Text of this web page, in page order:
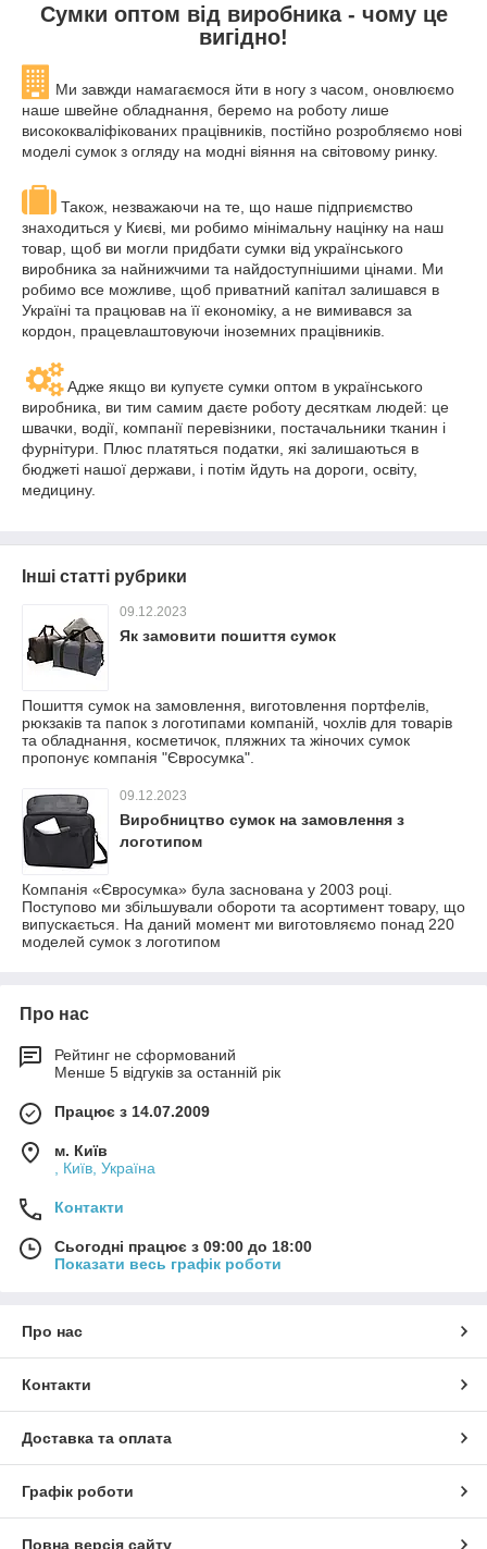
Сумки оптом від виробника - чому це
вигідно!
Ми завжди намагаємося йти в ногу з часом, оновлюємо
наше швейне обладнання, беремо на роботу лише
висококваліфікованих працівників, постійно розробляємо нові
моделі сумок з огляду на модні віяння на світовому ринку.
Також, незважаючи на те, що наше підприємство
знаходиться у Києві, ми робимо мінімальну націнку на наш
товар, щоб ви могли придбати сумки від українського
виробника за найнижчими та найдоступнішими цінами. Ми
робимо все можливе, щоб приватний капітал залишався в
Україні та працював на її економіку, а не вимивався за
кордон, працевлаштовуючи іноземних працівників.
Адже якщо ви купуєте сумки оптом в українського
виробника, ви тим самим даєте роботу десяткам людей: це
швачки, водії, компанії перевізники, постачальники тканин і
фурнітури. Плюс платяться податки, які залишаються в
бюджеті нашої держави, і потім йдуть на дороги, освіту,
медицину.
Інші статті рубрики
09.12.2023
Як замовити пошиття сумок
Пошиття сумок на замовлення, виготовлення портфелів,
рюкзаків та папок з логотипами компаній, чохлів для товарів
та обладнання, косметичок, пляжних та жіночих сумок
пропонує компанія "Євросумка".
09.12.2023
Виробництво сумок на замовлення з
логотипом
Компанія «Євросумка» була заснована у 2003 році.
Поступово ми збільшували обороти та асортимент товару, що
випускається. На даний момент ми виготовляємо понад 220
моделей сумок з логотипом
Про нас
Рейтинг не сформований
Менше 5 відгуків за останній рік
Працює з 14.07.2009
м. Київ
, Київ, Україна
Контакти
Сьогодні працює з 09:00 до 18:00
Показати весь графік роботи
Про нас
Контакти
Доставка та оплата
Графік роботи
Повна версія сайту